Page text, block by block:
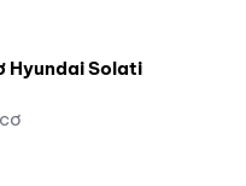
Hyundai Solati